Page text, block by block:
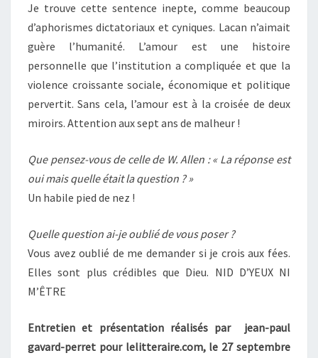
Je trouve cette sentence inepte, comme beaucoup
d’aphorismes dictatoriaux et cyniques. Lacan n’aimait
guère l’humanité. L’amour est une histoire
personnelle que l’institution a compliquée et que la
violence croissante sociale, économique et politique
pervertit. Sans cela, l’amour est à la croisée de deux
miroirs. Attention aux sept ans de malheur !
Que pensez-vous de celle de W. Allen : « La réponse est
oui mais quelle était la question ? »
Un habile pied de nez !
Quelle question ai-je oublié de vous poser ?
Vous avez oublié de me demander si je crois aux fées.
Elles sont plus crédibles que Dieu. NID D’YEUX NI
M’ÊTRE
Entretien et présentation réalisés par jean-paul
gavard-perret pour lelitteraire.com, le 27 septembre